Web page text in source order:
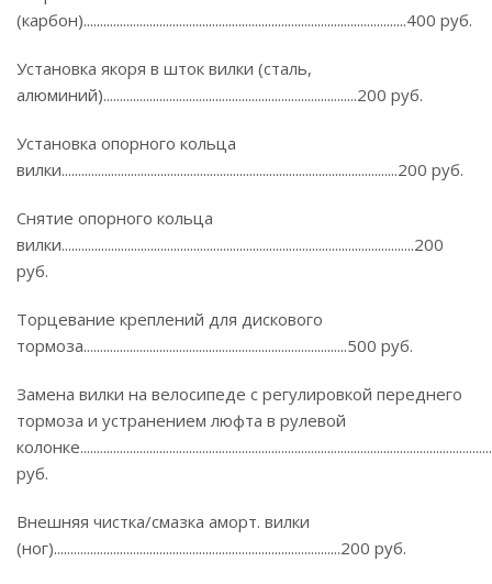
(карбон)..................................................................................................400 руб.
Установка якоря в шток вилки (сталь,
алюминий).............................................................................200 руб.
Установка опорного кольца
вилки......................................................................................................200 руб.
Снятие опорного кольца
вилки...........................................................................................................200
руб.
Торцевание креплений для дискового
тормоза................................................................................500 руб.
Замена вилки на велосипеде с регулировкой переднего
тормоза и устранением люфта в рулевой
руб.
Внешняя чистка/смазка аморт. вилки
(ног).......................................................................................200 руб.